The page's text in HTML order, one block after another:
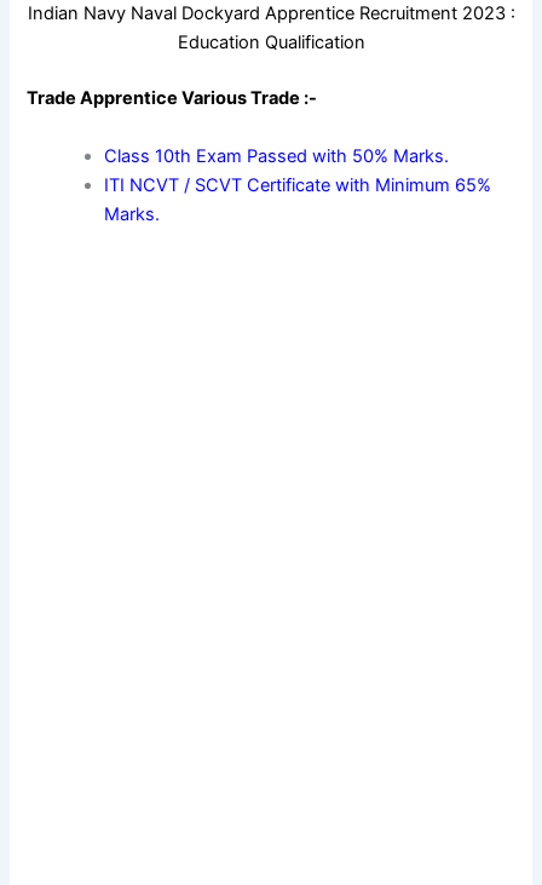
Indian Navy Naval Dockyard Apprentice Recruitment 2023 :
Education Qualification
Trade Apprentice Various Trade :-
Class 10th Exam Passed with 50% Marks.
ITI NCVT / SCVT Certificate with Minimum 65%
Marks.